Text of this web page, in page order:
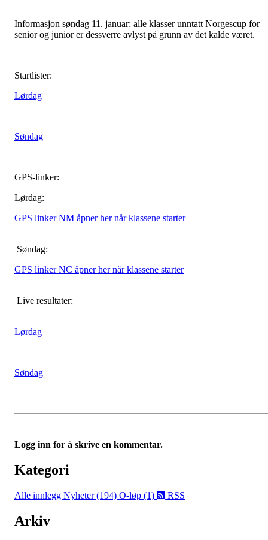
Informasjon søndag 11. januar: alle klasser unntatt Norgescup for
senior og junior er dessverre avlyst på grunn av det kalde været.
Startlister:
Lørdag
Søndag
GPS-linker:
Lørdag:
GPS linker NM åpner her når klassene starter
Søndag:
GPS linker NC åpner her når klassene starter
Live resultater:
Lørdag
Søndag
Logg inn for å skrive en kommentar.
Kategori
Alle innlegg Nyheter (194) O-løp (1) RSS
Arkiv